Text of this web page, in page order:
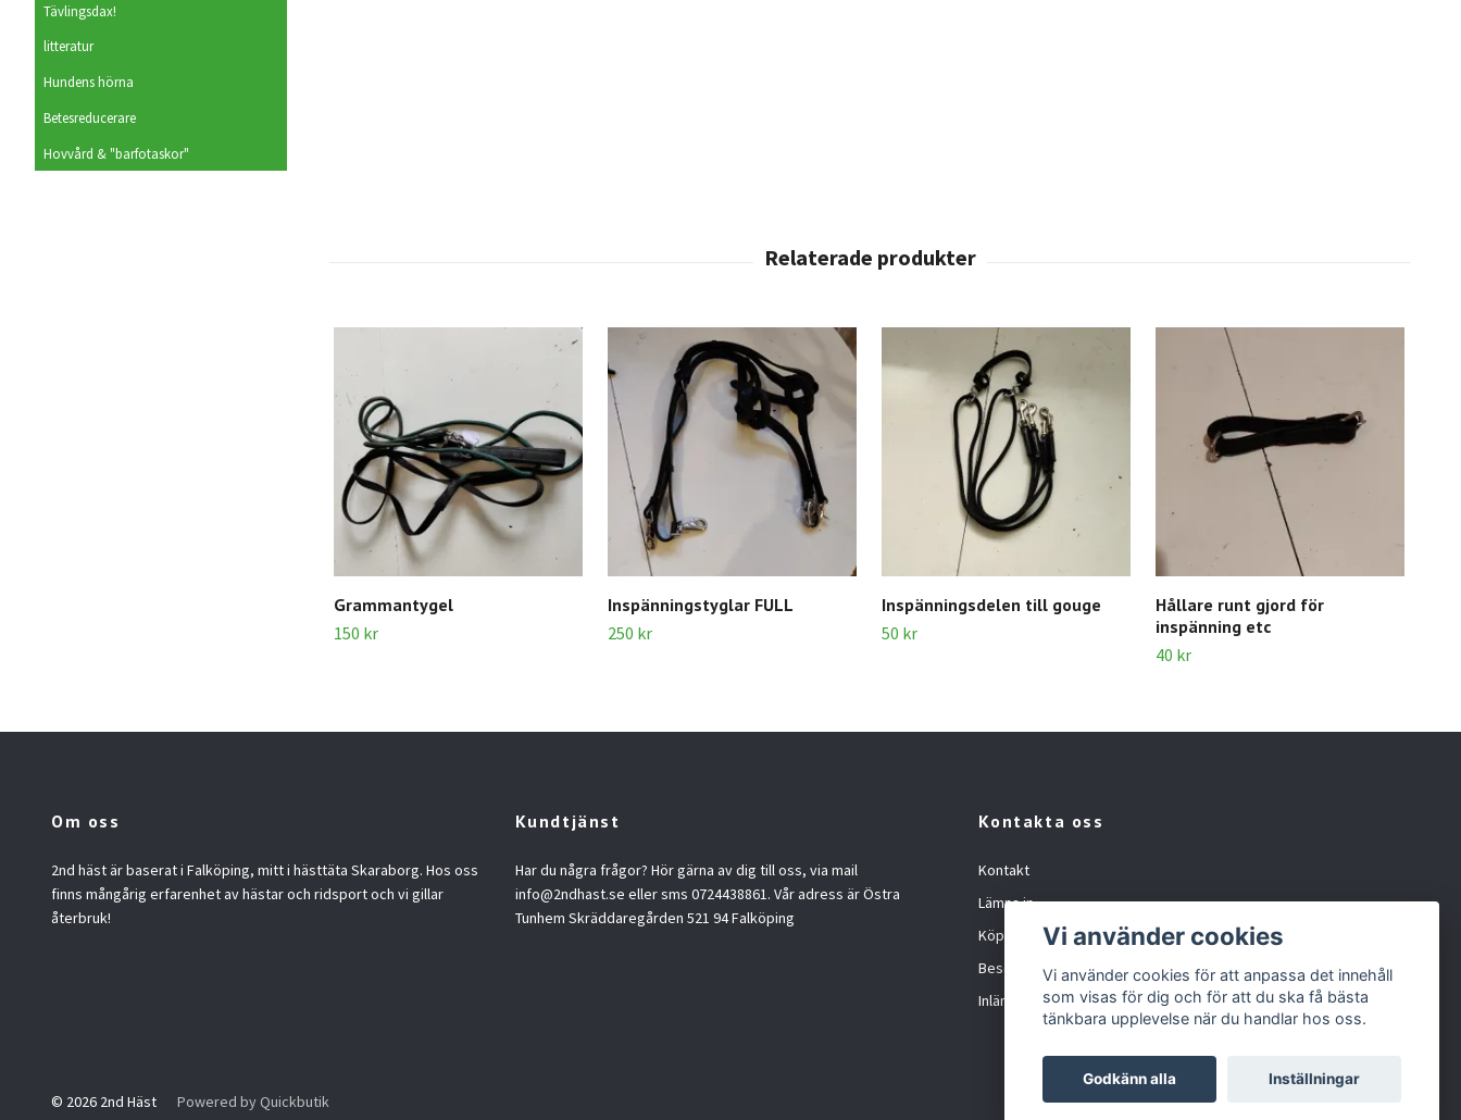
Tävlingsdax!
litteratur
Hundens hörna
Betesreducerare
Hovvård & "barfotaskor"
Grammantygel
150 kr
Inspänningstyglar FULL
250 kr
Inspänningsdelen till gouge
50 kr
Hållare runt gjord för
inspänning etc
40 kr
Om oss
2nd häst är baserat i Falköping, mitt i hästtäta Skaraborg. Hos oss
finns mångårig erfarenhet av hästar och ridsport och vi gillar
återbruk!
Kundtjänst
Har du några frågor? Hör gärna av dig till oss, via mail
info@2ndhast.se eller sms 0724438861. Vår adress är Östra
Tunhem Skräddaregården 521 94 Falköping
Kontakta oss
Kontakt
Lämna in
Köpvillkor
Besöka oss
Inlämningskund formulär
© 2026 2nd Häst Powered by Quickbutik
Vi använder cookies
Vi använder cookies för att anpassa det innehåll
som visas för dig och för att du ska få bästa
tänkbara upplevelse när du handlar hos oss.
Godkänn alla Inställningar